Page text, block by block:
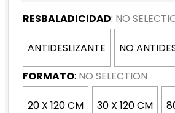
RESBALADICIDAD: NO
ANTIDESLIZANTE NO
FORMATO: NO SELECTION
20 X 120 CM 30 X 120 CM